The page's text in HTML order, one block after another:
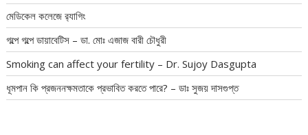
মেডিকেল কলেজে র‍্যাগিং
গল্পে গল্পে ডায়াবেটিস – ডা. মোঃ এজাজ বারী চৌধুরী
Smoking can affect your fertility – Dr. Sujoy Dasgupta
ধূমপান কি প্রজননক্ষমতাকে প্রভাবিত করতে পারে? – ডাঃ সুজয় দাসগুপ্ত